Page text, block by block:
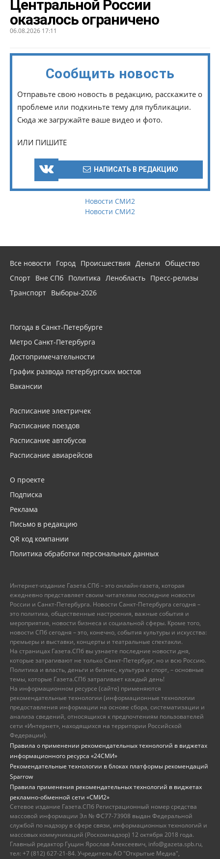
Центральной России
оказалось ограничено
06.08.2026 17:11
Сообщить новость
Отправьте свою новость в редакцию, расскажите о
проблеме или подкиньте тему для публикации.
Сюда же загружайте ваше видео и фото.
ИЛИ ПИШИТЕ
НАПИСАТЬ В РЕДАКЦИЮ
Новости СМИ2
Новости СМИ2
Все новости Город Происшествия Деньги
Общество
Спорт Вне СПб Политика Ленобласть Пресс-релизы
Транспорт Выборы-2026
Погода в Санкт-Петербурге
Метро Санкт-Петербурга
Достопримечательности
График развода петербургских мостов
Вакансии
Расписание электричек
Расписание поездов
Расписание автобусов
Расписание авиарейсов
О проекте
Подписка
Реклама
Письмо в редакцию
QR код компании
Политика обработки персональных данных
Интернет-издание Газета.СПб – это онлайн-газета, которая
ежедневно представляет своим читателям последние новости
России и Санкт-Петербурга. Новости Санкт-Петербурга сегодня –
это политика, общественные настроения, важные события и
мероприятия, новости бизнеса и социальной сферы. Кроме того,
новости СПб сегодня – это, конечно, события культуры и искусства:
премьеры и выставки, концерты и театральные спектакли.
На страницах Газета.СПб вы узнаете последние новости дня,
которые затрагивают не только Санкт-Петербург, но и всю Россию.
Политика и власть, деньги и бизнес, культура и спорт, – основные
темы, которые Газета.СПб затрагивает каждый день!
На информационном ресурсе (сайте) применяются
рекомендательные технологии (информационные технологии
предоставления информации на основе сбора, систематизации и
анализа сведений, относящихся к предпочтениям пользователей
сети «Интернет», находящихся на территории Российской
Федерации).
Правила о применении рекомендательных технологий в виджетах
информационного ресурса «24СМИ»
Рекомендательные технологии в блоках платформы рекомендаций
Sparrow
Правила применения рекомендательных технологий в виджетах
рекламно-обменной сети «СМИ2»
Сетевое издание Газета.СПб Регистрационный номер средства
массовой информации Эл № ФС77-73908 выдан Федеральной
службой по надзору в сфере связи, информационных технологий и
массовых коммуникаций (Роскомнадзор) 12 октября 2018 года.
Главный редактор Гущин Ярослав Алексеевич, info@gazeta.spb.ru,
тел: +7 (812) 627-21-84. Учредитель АО "Открытые Медиа",